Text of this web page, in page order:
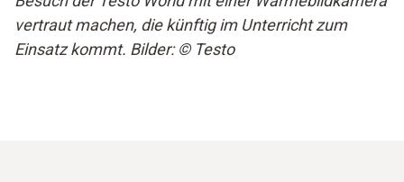
vertraut machen, die künftig im Unterricht zum
Einsatz kommt. Bilder: © Testo